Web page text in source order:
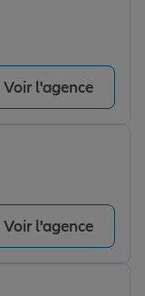
Voir l'agence
Voir l'agence